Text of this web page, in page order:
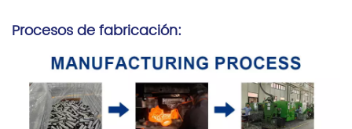
Procesos de fabricación: